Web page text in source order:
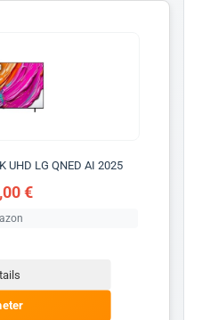
UHD LG QNED AI 2025
€